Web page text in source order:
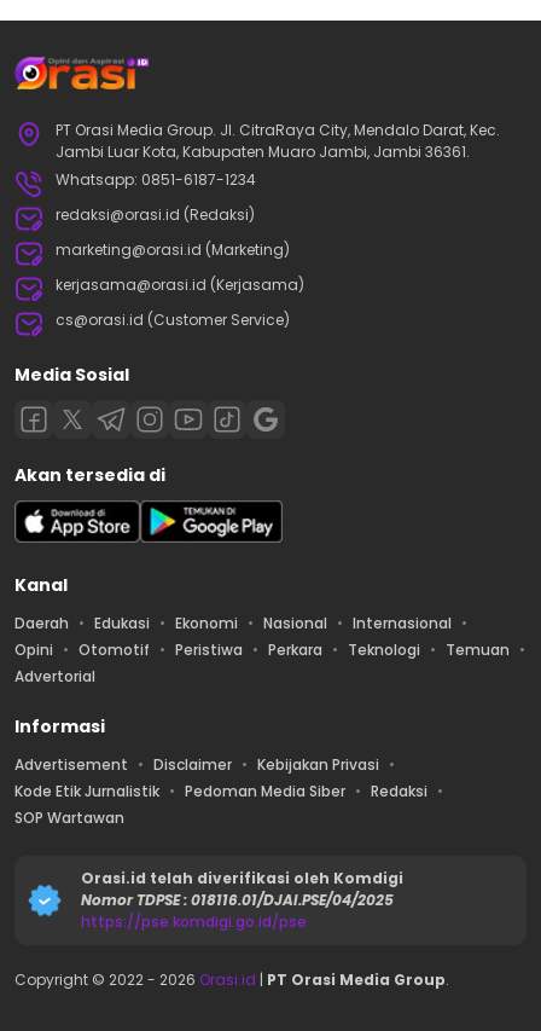
PT Orasi Media Group. Jl. CitraRaya City, Mendalo Darat, Kec.
Jambi Luar Kota, Kabupaten Muaro Jambi, Jambi 36361.
Whatsapp: 0851-6187-1234
redaksi@orasi.id (Redaksi)
marketing@orasi.id (Marketing)
kerjasama@orasi.id (Kerjasama)
cs@orasi.id (Customer Service)
Media Sosial
Akan tersedia di
Kanal
Daerah Edukasi Ekonomi Nasional
Internasional
Opini
Otomotif Peristiwa Perkara Teknologi
Temuan
Advertorial
Informasi
Advertisement Disclaimer
Kebijakan Privasi
Kode Etik Jurnalistik
Pedoman Media Siber
Redaksi
SOP Wartawan
Orasi.id telah diverifikasi oleh Komdigi
Nomor TDPSE : 018116.01/DJAI.PSE/04/2025
https://pse.komdigi.go.id/pse
Copyright © 2022 - 2026 Orasi.id | PT Orasi Media Group.